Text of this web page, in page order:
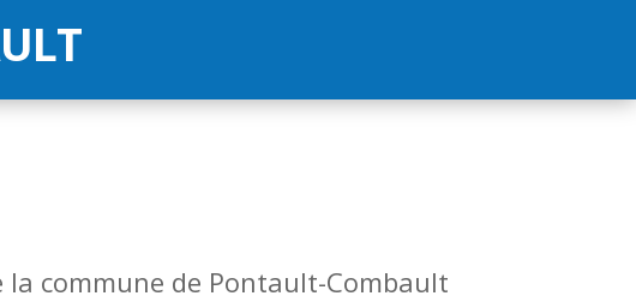
commune de Pontault-Combault